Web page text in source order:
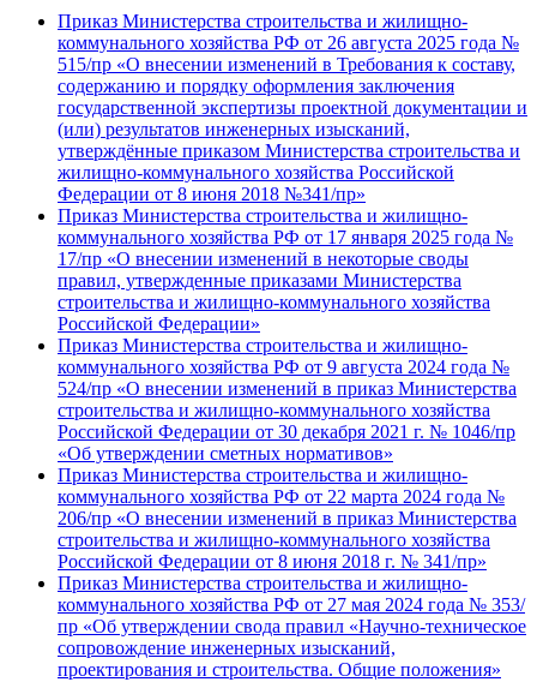
Приказ Министерства строительства и жилищно-
коммунального хозяйства РФ от 26 августа 2025 года №
515/пр «О внесении изменений в Требования к составу,
содержанию и порядку оформления заключения
государственной экспертизы проектной документации и
(или) результатов инженерных изысканий,
утверждённые приказом Министерства строительства и
жилищно-коммунального хозяйства Российской
Федерации от 8 июня 2018 №341/пр»
Приказ Министерства строительства и жилищно-
коммунального хозяйства РФ от 17 января 2025 года №
17/пр «О внесении изменений в некоторые своды
правил, утвержденные приказами Министерства
строительства и жилищно-коммунального хозяйства
Российской Федерации»
Приказ Министерства строительства и жилищно-
коммунального хозяйства РФ от 9 августа 2024 года №
524/пр «О внесении изменений в приказ Министерства
строительства и жилищно-коммунального хозяйства
Российской Федерации от 30 декабря 2021 г. № 1046/пр
«Об утверждении сметных нормативов»
Приказ Министерства строительства и жилищно-
коммунального хозяйства РФ от 22 марта 2024 года №
206/пр «О внесении изменений в приказ Министерства
строительства и жилищно-коммунального хозяйства
Российской Федерации от 8 июня 2018 г. № 341/пр»
Приказ Министерства строительства и жилищно-
коммунального хозяйства РФ от 27 мая 2024 года № 353/
пр «Об утверждении свода правил «Научно-техническое
сопровождение инженерных изысканий,
проектирования и строительства. Общие положения»